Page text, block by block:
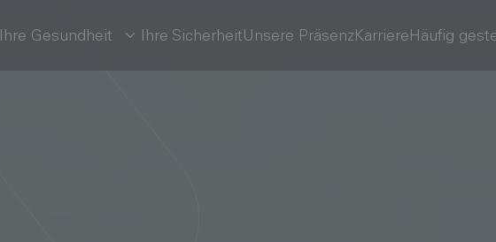
Ihre Gesundheit Ihre SicherheitUnsere PräsenzKarriereHäufig